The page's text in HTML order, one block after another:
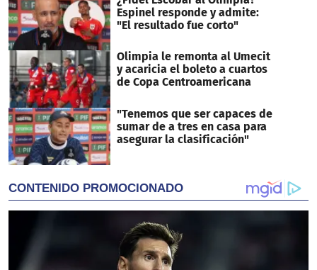
Espinel responde y admite:
"El resultado fue corto"
Olimpia le remonta al Umecit
y acaricia el boleto a cuartos
de Copa Centroamericana
"Tenemos que ser capaces de
sumar de a tres en casa para
asegurar la clasificación"